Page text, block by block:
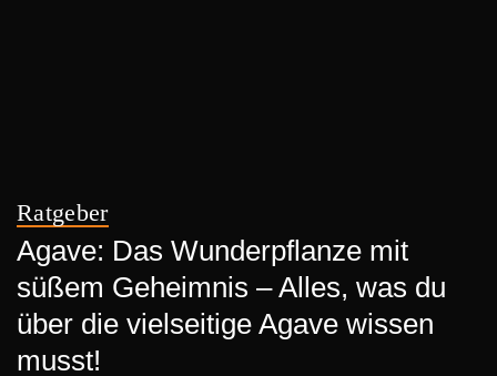
Ratgeber
Agave: Das Wunderpflanze mit
süßem Geheimnis – Alles, was du
über die vielseitige Agave wissen
musst!